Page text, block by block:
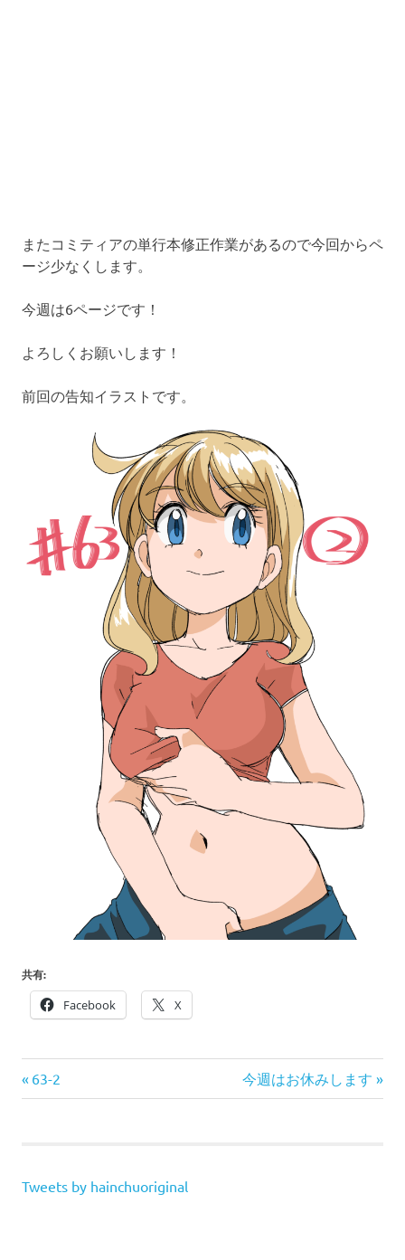
またコミティアの単行本修正作業があるので今回からペ
ージ少なくします。
今週は6ページです！
よろしくお願いします！
前回の告知イラストです。
共有:
Facebook X
投
ビ
前
の
63-2
次
の
今週はお休みします
Tweets by hainchuoriginal